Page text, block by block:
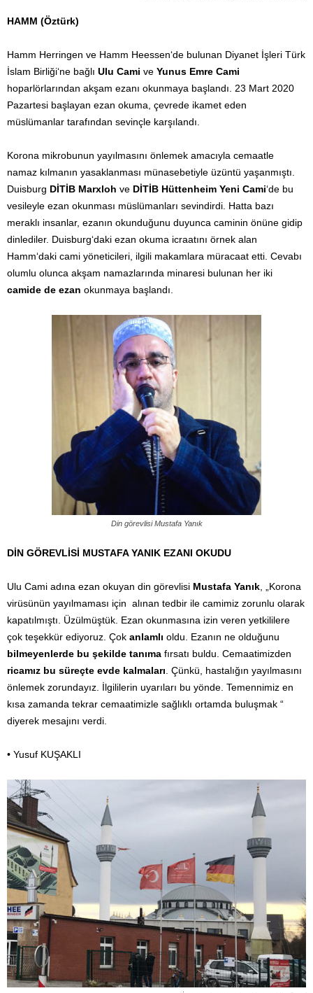
HAMM (Öztürk)
Hamm Herringen ve Hamm Heessen‘de bulunan Diyanet İşleri Türk
İslam Birliği‘ne bağlı Ulu Cami ve Yunus Emre Cami
hoparlörlarından akşam ezanı okunmaya başlandı. 23 Mart 2020
Pazartesi başlayan ezan okuma, çevrede ikamet eden
müslümanlar tarafından sevinçle karşılandı.
Korona mikrobunun yayılmasını önlemek amacıyla cemaatle
namaz kılmanın yasaklanması münasebetiyle üzüntü yaşanmıştı.
Duisburg DİTİB Marxloh ve DİTİB Hüttenheim Yeni Cami‘de bu
vesileyle ezan okunması müslümanları sevindirdi. Hatta bazı
meraklı insanlar, ezanın okunduğunu duyunca caminin önüne gidip
dinlediler. Duisburg‘daki ezan okuma icraatını örnek alan
Hamm‘daki cami yöneticileri, ilgili makamlara müracaat etti. Cevabı
olumlu olunca akşam namazlarında minaresi bulunan her iki
camide de ezan okunmaya başlandı.
Din görevlisi Mustafa Yanık
DİN GÖREVLİSİ MUSTAFA YANIK EZANI OKUDU
Ulu Cami adına ezan okuyan din görevlisi Mustafa Yanık, „Korona
virüsünün yayılmaması için alınan tedbir ile camimiz zorunlu olarak
kapatılmıştı. Üzülmüştük. Ezan okunmasına izin veren yetkililere
çok teşekkür ediyoruz. Çok anlamlı oldu. Ezanın ne olduğunu
bilmeyenlerde bu şekilde tanıma fırsatı buldu. Cemaatimizden
ricamız bu süreçte evde kalmaları. Çünkü, hastalığın yayılmasını
önlemek zorundayız. İlgililerin uyarıları bu yönde. Temennimiz en
kısa zamanda tekrar cemaatimizle sağlıklı ortamda buluşmak “
diyerek mesajını verdi.
• Yusuf KUŞAKLI